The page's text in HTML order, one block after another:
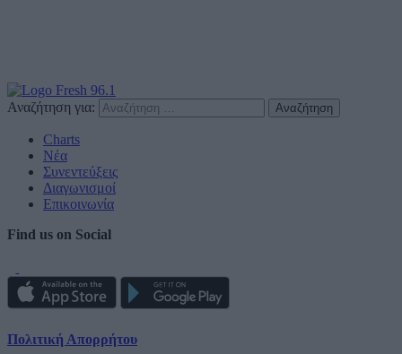
Αναζήτηση για:
Charts
Νέα
Συνεντεύξεις
Διαγωνισμοί
Επικοινωνία
Find us on Social
Πολιτική Απορρήτου